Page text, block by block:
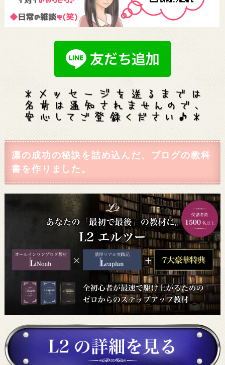
凛の成功の秘訣を詰め込んだ、ブログの教科
書を作りました。